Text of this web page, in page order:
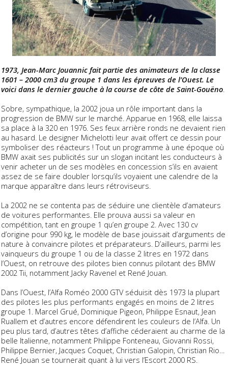
1973, Jean-Marc Jouannic fait partie des animateurs de la classe
1601 – 2000 cm3 du groupe 1 dans les épreuves de l’Ouest. Le
voici dans le dernier gauche à la course de côte de Saint-Gouëno
Sobre, sympathique, la 2002 joua un rôle important dans la
progression de BMW sur le marché. Apparue en 1968, elle laissa
sa place à la 320 en 1976. Ses feux arrière ronds ne devaient rien
au hasard. Le designer Michelotti leur avait offert ce dessin pour
symboliser des réacteurs ! Tout un programme à une époque où
BMW axait ses publicités sur un slogan incitant les conducteurs à
venir acheter un de ses modèles en concession s’ils en avaient
assez de se faire doubler lorsqu’ils voyaient une calendre de la
marque apparaître dans leurs rétroviseurs.
La 2002 ne se contenta pas de séduire une clientèle d’amateurs
de voitures performantes. Elle prouva aussi sa valeur en
compétition, tant en groupe 1 qu’en groupe 2. Avec 130 cv
d’origine pour 990 kg, le modèle de base jouissait d’arguments de
nature à convaincre pilotes et préparateurs. D’ailleurs, parmi les
vainqueurs du groupe 1 ou de la classe 2 litres en 1972 dans
l’Ouest, on retrouve des pilotes bien connus pilotant des BMW
2002 Tii, notamment Jacky Ravenel et René Jouan.
Dans l’Ouest, l’Alfa Roméo 2000 GTV séduisit dès 1973 la plupart
des pilotes les plus performants engagés en moins de 2 litres
groupe 1. Marcel Grué, Dominique Pigeon, Philippe Esnaut, Jean
Ruallem et d’autres encore défendirent les couleurs de l’Alfa. Un
peu plus tard, d’autres têtes d’affiche céderaient au charme de la
belle Italienne, notamment Philippe Fonteneau, Giovanni Rossi,
Philippe Bernier, Jacques Coquet, Christian Galopin, Christian Rio…
René Jouan se tournerait quant à lui vers l’Escort 2000 RS.